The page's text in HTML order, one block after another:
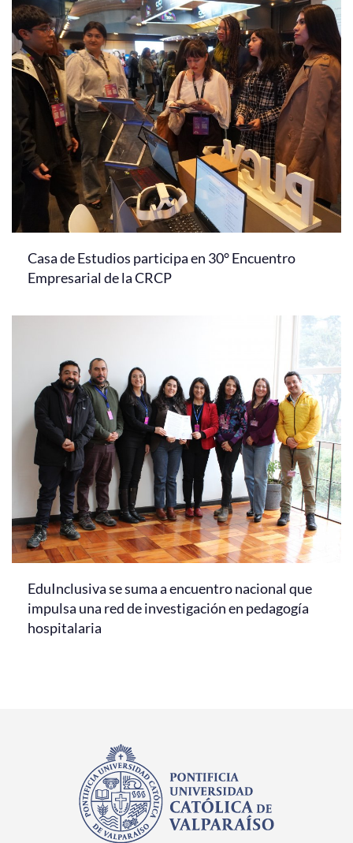
Casa de Estudios participa en 30° Encuentro
Empresarial de la CRCP
EduInclusiva se suma a encuentro nacional que
impulsa una red de investigación en pedagogía
hospitalaria